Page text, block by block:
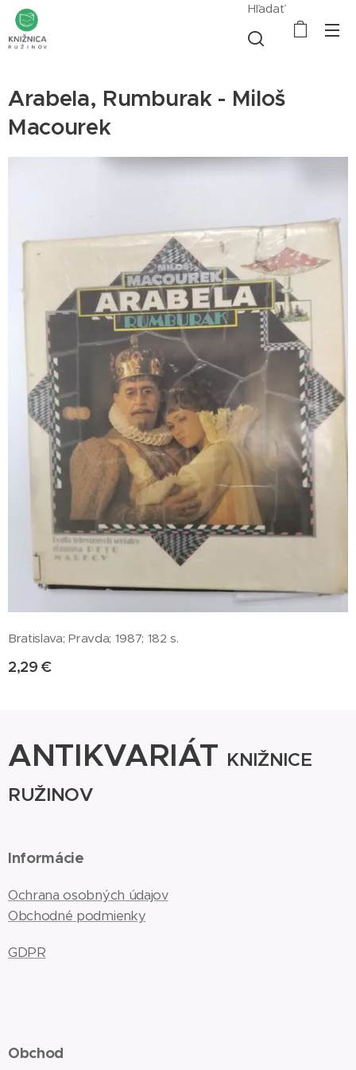
Hľadať
Arabela, Rumburak - Miloš
Macourek
Bratislava; Pravda; 1987; 182 s.
2,29 €
ANTIKVARIÁT KNIŽNICE
RUŽINOV
Informácie
Ochrana osobných údajov
Obchodné podmienky
GDPR
Obchod